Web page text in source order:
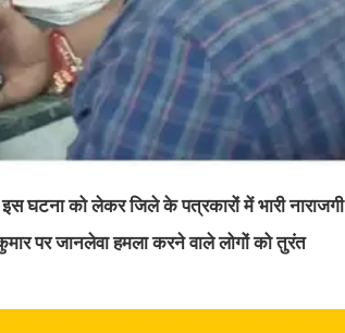
को लेकर जिले के पत्रकारों में भारी नाराजगी
पर जानलेवा हमला करने वाले लोगों को तुरंत